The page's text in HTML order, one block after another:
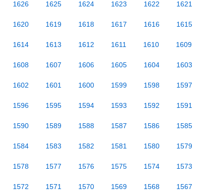
1626 1625 1624 1623 1622 1621
1620 1619 1618 1617 1616 1615
1614 1613 1612 1611 1610 1609
1608 1607 1606 1605 1604 1603
1602 1601 1600 1599 1598 1597
1596 1595 1594 1593 1592 1591
1590 1589 1588 1587 1586 1585
1584 1583 1582 1581 1580 1579
1578 1577 1576 1575 1574 1573
1572 1571 1570 1569 1568 1567